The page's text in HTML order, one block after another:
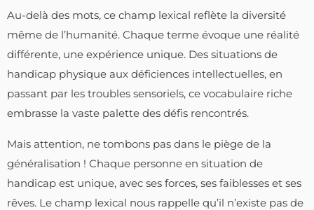
Au-delà des mots, ce champ lexical reflète la diversité
même de l’humanité. Chaque terme évoque une réalité
différente, une expérience unique. Des situations de
handicap physique aux déficiences intellectuelles, en
passant par les troubles sensoriels, ce vocabulaire riche
embrasse la vaste palette des défis rencontrés.
Mais attention, ne tombons pas dans le piège de la
généralisation ! Chaque personne en situation de
handicap est unique, avec ses forces, ses faiblesses et ses
rêves. Le champ lexical nous rappelle qu’il n’existe pas de